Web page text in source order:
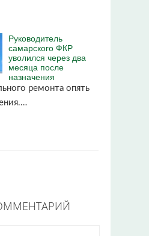
Руководитель
самарского ФКР
уволился через два
месяца после
назначения
ремонта опять